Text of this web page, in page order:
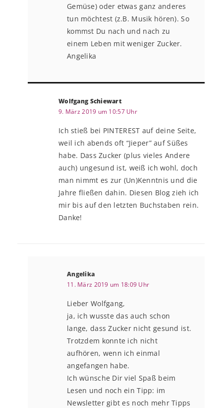
Gemüse) oder etwas ganz anderes
tun möchtest (z.B. Musik hören). So
kommst Du nach und nach zu
einem Leben mit weniger Zucker.
Angelika
Wolfgang Schiewart
9. März 2019 um 10:57 Uhr
Ich stieß bei PINTEREST auf deine Seite,
weil ich abends oft “Jieper” auf Süßes
habe. Dass Zucker (plus vieles Andere
auch) ungesund ist, weiß ich wohl, doch
man nimmt es zur (Un)Kenntnis und die
Jahre fließen dahin. Diesen Blog zieh ich
mir bis auf den letzten Buchstaben rein.
Danke!
Angelika
11. März 2019 um 18:09 Uhr
Lieber Wolfgang,
ja, ich wusste das auch schon
lange, dass Zucker nicht gesund ist.
Trotzdem konnte ich nicht
aufhören, wenn ich einmal
angefangen habe.
Ich wünsche Dir viel Spaß beim
Lesen und noch ein Tipp: im
Newsletter gibt es noch mehr Tipps